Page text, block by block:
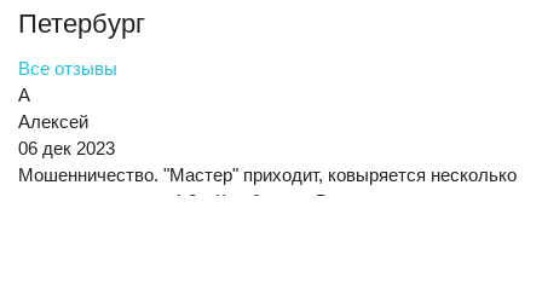
Петербург
Все отзывы
А
Алексей
06 дек 2023
Мошенничество. "Мастер" приходит, ковыряется несколько
минут, и заряжает 4-8к. Как бандит. Видно, что даже не